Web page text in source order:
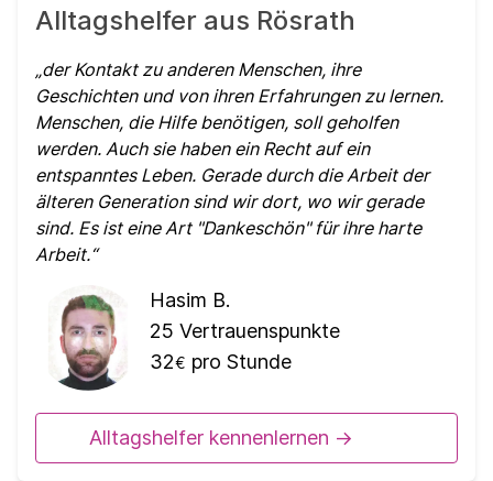
Alltagshelfer aus Rösrath
der Kontakt zu anderen Menschen, ihre
Geschichten und von ihren Erfahrungen zu lernen.
Menschen, die Hilfe benötigen, soll geholfen
werden. Auch sie haben ein Recht auf ein
entspanntes Leben. Gerade durch die Arbeit der
älteren Generation sind wir dort, wo wir gerade
sind. Es ist eine Art "Dankeschön" für ihre harte
Arbeit.
Hasim B.
25 Vertrauenspunkte
32€ pro Stunde
Alltagshelfer kennenlernen ->